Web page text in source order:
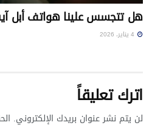
هل تتجسس علينا هواتف أبل آيفون
اترك تعليقاً
لن يتم نشر عنوان بريدك الإلكتروني.